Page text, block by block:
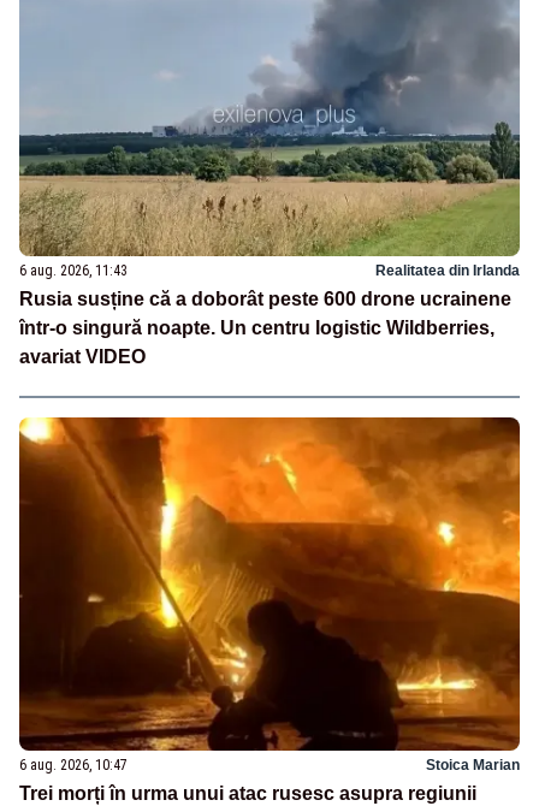
6 aug. 2026, 11:43 Realitatea din Irlanda
Rusia susține că a doborât peste 600 drone ucrainene
într-o singură noapte. Un centru logistic Wildberries,
avariat VIDEO
6 aug. 2026, 10:47 Stoica Marian
Trei morți în urma unui atac rusesc asupra regiunii